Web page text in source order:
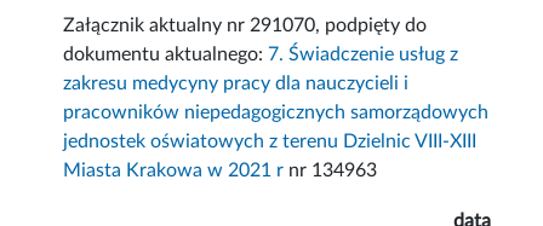
Załącznik aktualny nr 291070, podpięty do
dokumentu aktualnego: 7. Świadczenie usług z
zakresu medycyny pracy dla nauczycieli i
pracowników niepedagogicznych samorządowych
jednostek oświatowych z terenu Dzielnic VIII-XIII
Miasta Krakowa w 2021 r nr 134963
data